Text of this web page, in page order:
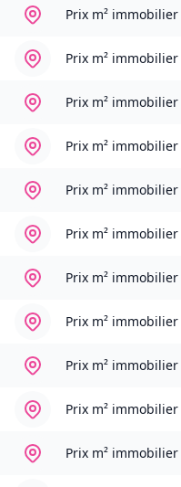
Prix m² immobilier
Prix m² immobilier
Prix m² immobilier
Prix m² immobilier
Prix m² immobilier
Prix m² immobilier
Prix m² immobilier
Prix m² immobilier
Prix m² immobilier
Prix m² immobilier
Prix m² immobilier